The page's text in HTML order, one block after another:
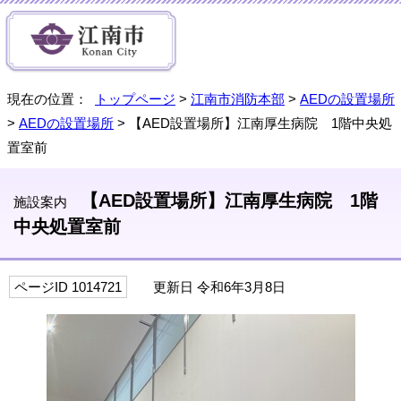
現在の位置： トップページ > 江南市消防本部 > AEDの設置場所
> AEDの設置場所 > 【AED設置場所】江南厚生病院 1階中央処
置室前
施設案内
【AED設置場所】江南厚生病院 1階
中央処置室前
ページID 1014721 更新日 令和6年3月8日